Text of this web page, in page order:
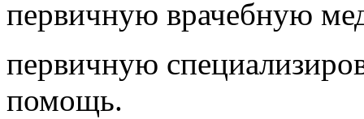
первичную врачебную
первичную
помощь.